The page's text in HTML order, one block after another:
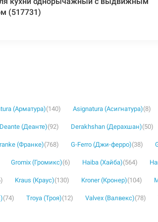
(517731)
(Арматура)(140) Asignatura (Асигнатура)(8)
Deante (Деанте)(92) Derakhshan (Дерахшан)(50)
(Франке)(768) G-Ferro (Джи-ферро)(38)
Gromix (Громикс)(6) Haiba (Хайба)(564)
Kraus (Краус)(130) Kroner (Кронер)(104)
(74) Troya (Троя)(12) Valvex (Валвекс)(78)